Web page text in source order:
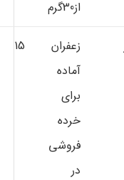
از30گرم
زعفران
آماده
براي
خرده
فروشي
در
15